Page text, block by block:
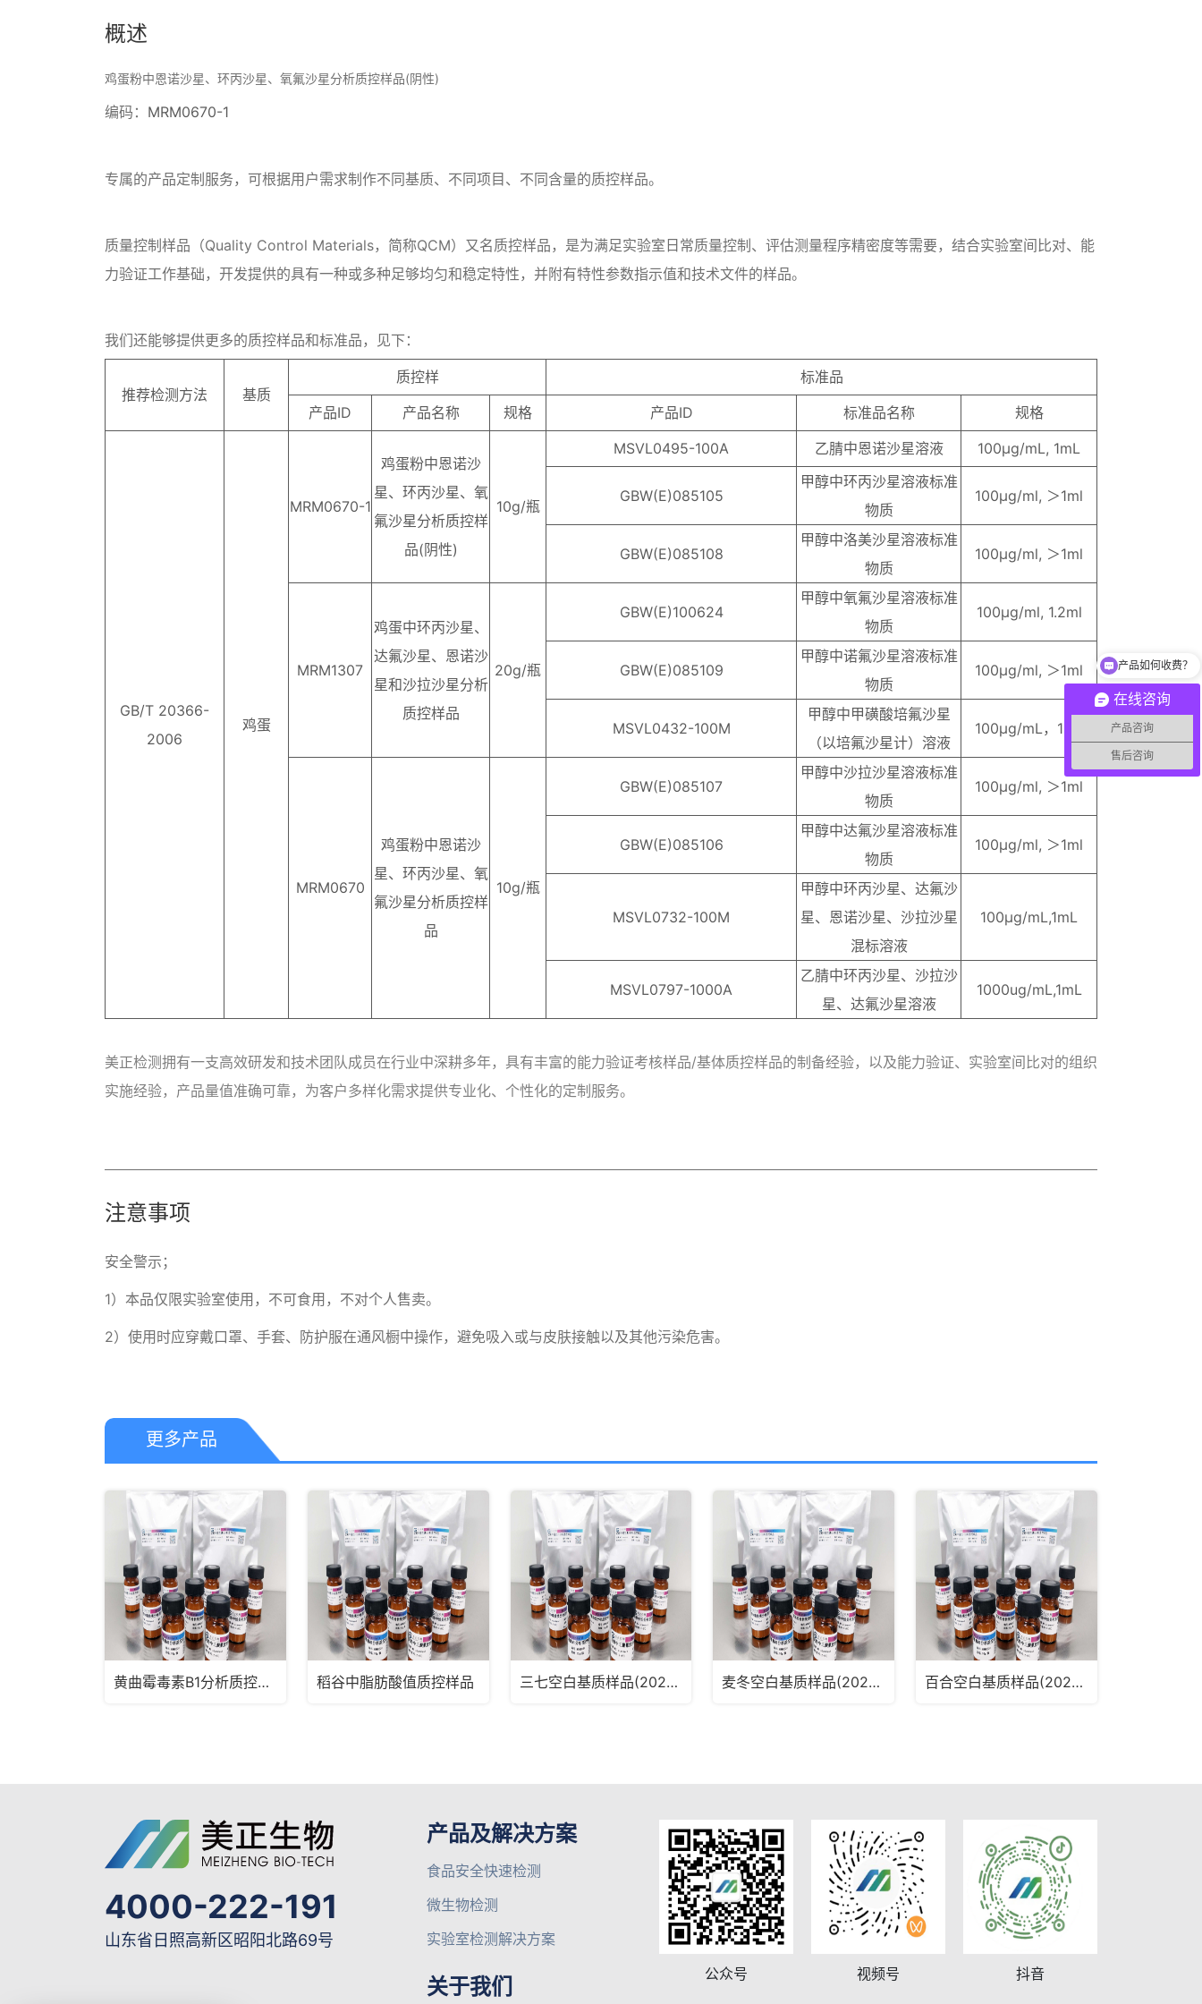
概述
鸡蛋粉中恩诺沙星、环丙沙星、氧氟沙星分析质控样品(阴性)
编码： MRM0670-1
专属的产品定制服务，可根据用户需求制作不同基质、不同项目、不同含量的质控样品。
质量控制样品（Quality Control Materials，简称QCM）又名质控样品，是为满足实验室日常质量控制、评估测量程序精密度等需要，结合实验室间比对、能
力验证工作基础，开发提供的具有一种或多种足够均匀和稳定特性，并附有特性参数指示值和技术文件的样品。
我们还能够提供更多的质控样品和标准品，见下：
推荐检测方法 基质
质控样
标准品
产品ID
产品名称 规格 产品ID 标准品名称 规格
GB/T 20366-
2006
鸡蛋
MRM0670-1
鸡蛋粉中恩诺沙
星、环丙沙星、氧
氟沙星分析质控样
品(阴性)
10g/瓶
MSVL0495-100A 乙腈中恩诺沙星溶液 100μg/mL, 1mL
GBW(E)085105
甲醇中环丙沙星溶液标准
物质
100μg/ml, ＞1ml
GBW(E)085108
甲醇中洛美沙星溶液标准
物质
100μg/ml, ＞1ml
MRM1307
鸡蛋中环丙沙星、
达氟沙星、恩诺沙
星和沙拉沙星分析
质控样品
20g/瓶
GBW(E)100624
甲醇中氧氟沙星溶液标准
物质
100μg/ml, 1.2ml
GBW(E)085109
甲醇中诺氟沙星溶液标准
物质
100μg/ml, ＞1ml
MSVL0432-100M
甲醇中甲磺酸培氟沙星
（以培氟沙星计）溶液
100μg/mL，1mL
MRM0670
鸡蛋粉中恩诺沙
星、环丙沙星、氧
氟沙星分析质控样
品
10g/瓶
GBW(E)085107
甲醇中沙拉沙星溶液标准
物质
100μg/ml, ＞1ml
GBW(E)085106
甲醇中达氟沙星溶液标准
物质
100μg/ml, ＞1ml
MSVL0732-100M
甲醇中环丙沙星、达氟沙
星、恩诺沙星、沙拉沙星
混标溶液
100μg/mL,1mL
MSVL0797-1000A
乙腈中环丙沙星、沙拉沙
星、达氟沙星溶液
1000ug/mL,1mL
美正检测拥有一支高效研发和技术团队成员在行业中深耕多年，具有丰富的能力验证考核样品/基体质控样品的制备经验，以及能力验证、实验室间比对的组织
实施经验，产品量值准确可靠，为客户多样化需求提供专业化、个性化的定制服务。
注意事项
安全警示；
1）本品仅限实验室使用，不可食用，不对个人售卖。
2）使用时应穿戴口罩、手套、防护服在通风橱中操作，避免吸入或与皮肤接触以及其他污染危害。
更多产品
黄曲霉毒素B1分析质控样品 稻谷中脂肪酸值质控样品 三七空白基质样品(2025版药典通则2341第五法、第六法)MRM2182 麦冬空白基质样品(2025版药典通则2341第五法、第六法)MRM2181 百合空白基质样品(2025版药典通则2341第五法、第六法)MRM2180
4000-222-191
山东省日照高新区昭阳北路69号
产品及解决方案
食品安全快速检测
微生物检测
实验室检测解决方案
关于我们 公众号 视频号 抖音
在线咨询
产品咨询
售后咨询
你们的联系方式？